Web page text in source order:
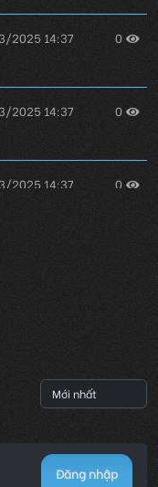
2025 14:37 0
2025 14:37 0
2025 14:37 0
Đăng nhập